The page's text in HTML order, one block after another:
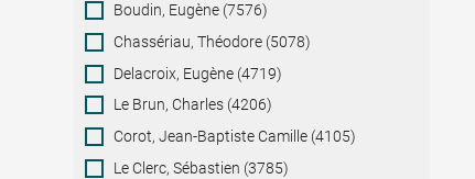
Boudin, Eugène (7576)
Chassériau, Théodore (5078)
Delacroix, Eugène (4719)
Le Brun, Charles (4206)
Corot, Jean-Baptiste Camille (4105)
Le Clerc, Sébastien (3785)